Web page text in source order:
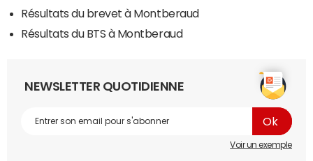
Résultats du brevet à Montberaud
Résultats du BTS à Montberaud
NEWSLETTER QUOTIDIENNE
Voir un exemple